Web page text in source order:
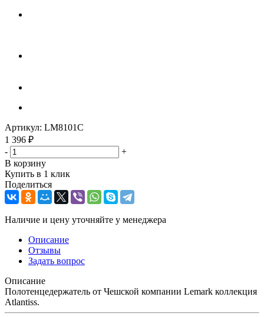
Артикул: LM8101C
1 396 ₽
-
+
В корзину
Купить в 1 клик
Поделиться
Наличие и цену уточняйте у менеджера
Описание
Отзывы
Задать вопрос
Описание
Полотенцедержатель от Чешской компании Lemark коллекция
Atlantiss.